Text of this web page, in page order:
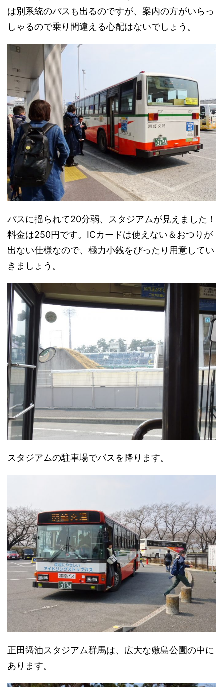
は別系統のバスも出るのですが、案内の方がいらっ
しゃるので乗り間違える心配はないでしょう。
バスに揺られて20分弱、スタジアムが見えました！
料金は250円です。ICカードは使えない＆おつりが
出ない仕様なので、極力小銭をぴったり用意してい
きましょう。
スタジアムの駐車場でバスを降ります。
正田醤油スタジアム群馬は、広大な敷島公園の中に
あります。